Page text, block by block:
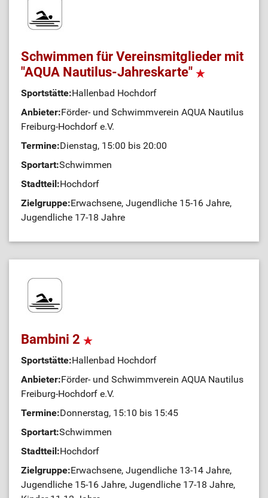
Schwimmen für Vereinsmitglieder mit
"AQUA Nautilus-Jahreskarte"
Sportstätte:Hallenbad Hochdorf
Anbieter:Förder- und Schwimmverein AQUA Nautilus
Freiburg-Hochdorf e.V.
Termine:Dienstag, 15:00 bis 20:00
Sportart:Schwimmen
Stadtteil:Hochdorf
Zielgruppe:Erwachsene, Jugendliche 15-16 Jahre,
Jugendliche 17-18 Jahre
Bambini 2
Sportstätte:Hallenbad Hochdorf
Anbieter:Förder- und Schwimmverein AQUA Nautilus
Freiburg-Hochdorf e.V.
Termine:Donnerstag, 15:10 bis 15:45
Sportart:Schwimmen
Stadtteil:Hochdorf
Zielgruppe:Erwachsene, Jugendliche 13-14 Jahre,
Jugendliche 15-16 Jahre, Jugendliche 17-18 Jahre,